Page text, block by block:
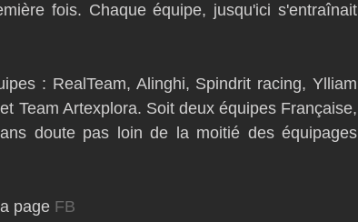
fois. Chaque équipe, jusqu'ici s'entraînait
: RealTeam, Alinghi, Spindrit racing, Ylliam
Team Artexplora. Soit deux équipes Française,
doute pas loin de la moitié des équipages
la page FB